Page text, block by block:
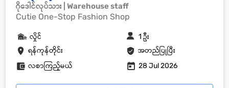
ဂိုဒေါင်လုပ်သား | Warehouse staff
Cutie One-Stop Fashion Shop
ရန်ကုန်တိုင်း အတည်ပြုပြီး
လှိုင် 1 ဦး
လစာကြည့်မယ် 28 Jul 2026